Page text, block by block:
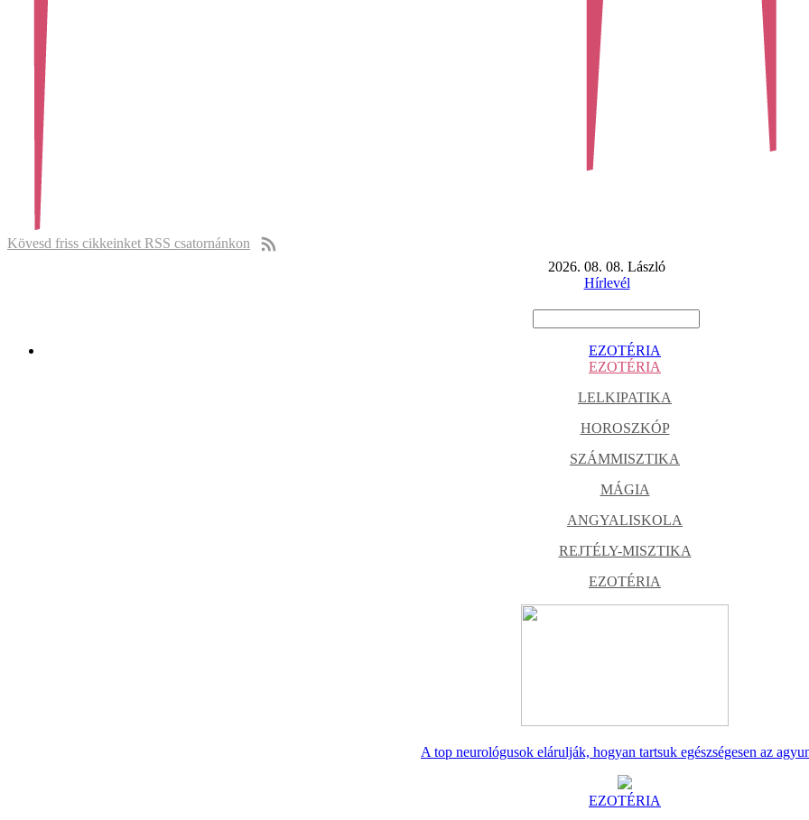
Kövesd friss cikkeinket RSS csatornánkon
2026. 08. 08. László
Hírlevél
EZOTÉRIA
EZOTÉRIA
LELKIPATIKA
HOROSZKÓP
SZÁMMISZTIKA
MÁGIA
ANGYALISKOLA
REJTÉLY-MISZTIKA
EZOTÉRIA
A top neurológusok elárulják, hogyan tartsuk egészségesen az
EZOTÉRIA